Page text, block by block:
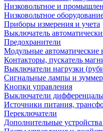
Низковольтное и
Низковольтное
Приборы измерения и учета
Выключатель
Предохранители
Модульные автоматические
Контакторы, пускатель
Выключатели нагрузки
Сигнальные лампы и
Кнопки управления
Выключатели
Источники питания,
Переключатели
Дополнительные